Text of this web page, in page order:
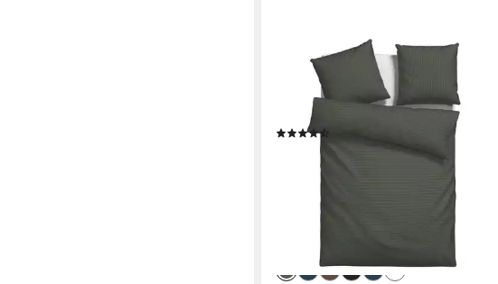
BRUNO BANANI
Bettwäsche Jassen, Flanell, 2 teilig,
moderne Bettwäsche aus Baumwolle,
Streifen-Design, mehrere Qualitäten
ab 20,49 € UVP56,99 €
lieferbar in 6 Wochen
+4